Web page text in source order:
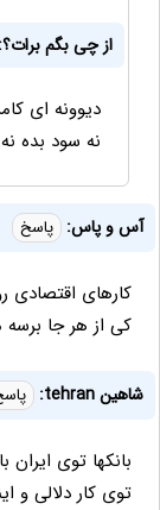
از چی بگم برات؟:
نه سود بده
آس و پاس: پاسخ
کارهای اقتصادی
کی از هر جا
شاهین tehran:
بانکها توی ایران
توی کار دلالی و